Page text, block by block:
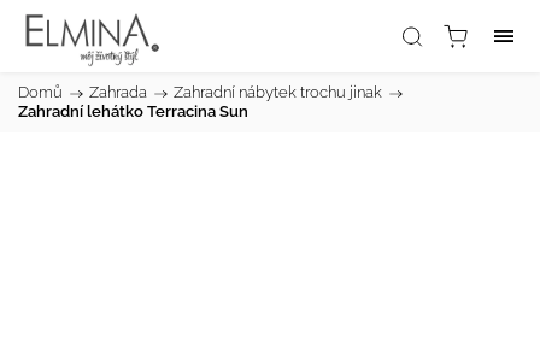
Domů / Zahrada / Zahradní nábytek trochu jinak /
Zahradní lehátko Terracina Sun